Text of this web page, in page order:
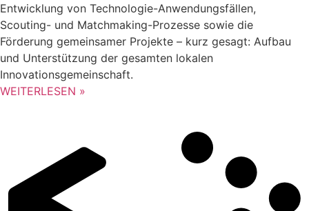
Entwicklung von Technologie-Anwendungsfällen,
Scouting- und Matchmaking-Prozesse sowie die
Förderung gemeinsamer Projekte – kurz gesagt: Aufbau
und Unterstützung der gesamten lokalen
Innovationsgemeinschaft.
WEITERLESEN »